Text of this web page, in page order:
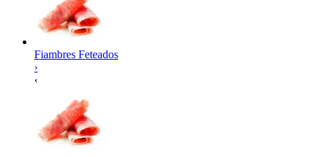
Fiambres Feteados
›
‹